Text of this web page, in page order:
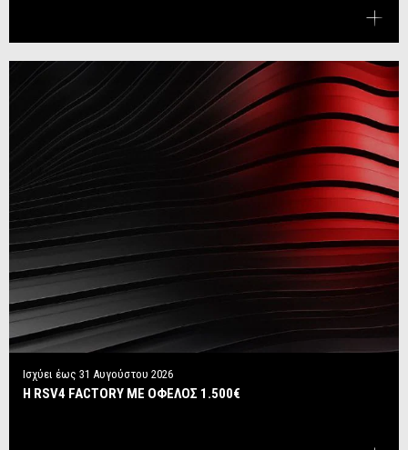
Ισχύει έως 31 Αυγούστου 2026
Η RSV4 FACTORY ΜΕ ΟΦΕΛΟΣ 1.500€